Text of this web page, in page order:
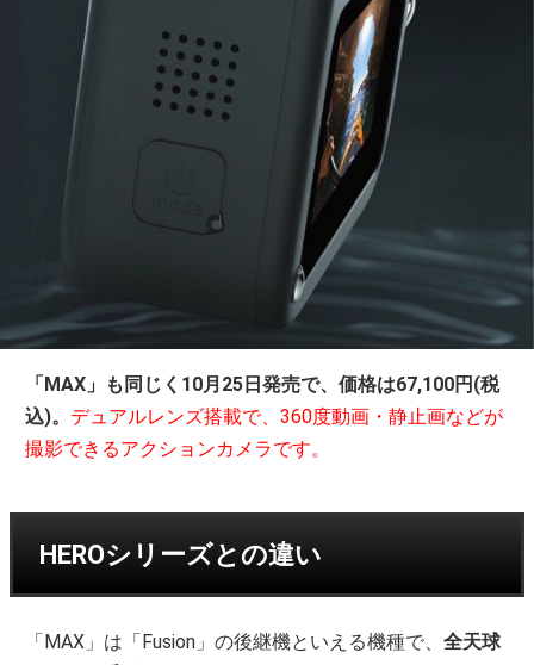
「MAX」も同じく10月25日発売で、価格は67,100円(税
込)。 デュアルレンズ搭載で、360度動画・静止画などが
撮影できるアクションカメラです。
HEROシリーズとの違い
「MAX」は「Fusion」の後継機といえる機種で、全天球